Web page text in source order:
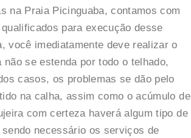
na Praia Picinguaba, contamos com
para execução desse
você imediatamente deve realizar o
se estenda por todo o telhado,
casos, os problemas se dão pelo
na calha, assim como o acúmulo de
com certeza haverá algum tipo de
necessário os serviços de